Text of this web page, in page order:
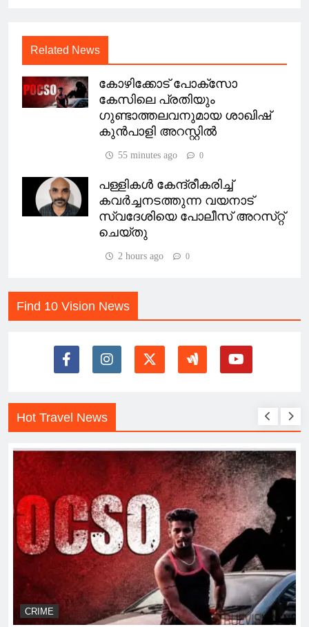
Related News
കോഴിക്കോട് പോക്സോ
കേസിലെ പ്രതിയും
ഗുണ്ടാത്തലവനുമായ ശാഖിഷ്
കുൻപാളി അറസ്റ്റിൽ
55 minutes ago 0
പള്ളികൾ കേന്ദ്രീകരിച്ച്
കവർച്ചനടത്തുന്ന വയനാട്
സ്വദേശിയെ പോലീസ് അറസ്‌റ്റ്
ചെയ്തു
2 hours ago 0
Find 10 Vision News
Hot Travel News
CRIME